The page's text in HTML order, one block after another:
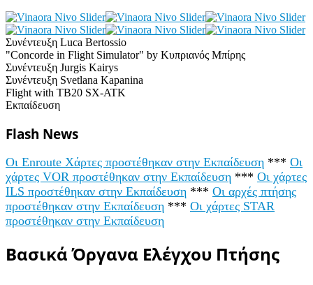
Συνέντευξη Luca Bertossio
"Concorde in Flight Simulator" by Κυπριανός Μπίρης
Συνέντευξη Jurgis Kairys
Συνέντευξη Svetlana Kapanina
Flight with TB20 SX-ATK
Εκπαίδευση
Flash News
Οι Enroute Χάρτες προστέθηκαν στην Εκπαίδευση *** Οι
χάρτες VOR προστέθηκαν στην Εκπαίδευση *** Οι χάρτες
ILS προστέθηκαν στην Εκπαίδευση *** Οι αρχές πτήσης
προστέθηκαν στην Εκπαίδευση *** Οι χάρτες STAR
προστέθηκαν στην Εκπαίδευση
Βασικά Όργανα Ελέγχου Πτήσης